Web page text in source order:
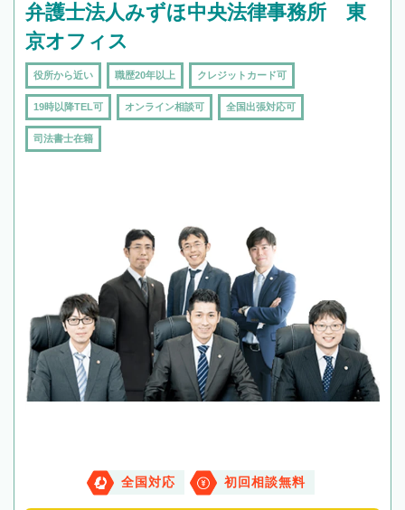
弁護士法人みずほ中央法律事務所 東
京オフィス
役所から近い 職歴20年以上 クレジットカード可
19時以降TEL可 オンライン相談可 全国出張対応可
司法書士在籍
全国対応 初回相談無料